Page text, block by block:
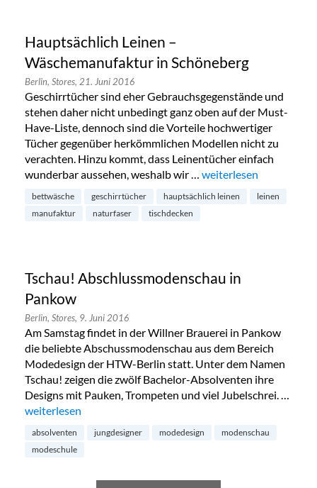
Hauptsächlich Leinen –
Wäschemanufaktur in Schöneberg
Berlin, Stores, 21. Juni 2016
Geschirrtücher sind eher Gebrauchsgegenstände und
stehen daher nicht unbedingt ganz oben auf der Must-
Have-Liste, dennoch sind die Vorteile hochwertiger
Tücher gegenüber herkömmlichen Modellen nicht zu
verachten. Hinzu kommt, dass Leinentücher einfach
wunderbar aussehen, weshalb wir … „Hauptsächlich Leinen
weiterlesen
bettwäsche geschirrtücher hauptsächlich leinen
leinen
manufaktur
naturfaser tischdecken
Tschau! Abschlussmodenschau in
Pankow
Berlin, Stores, 9. Juni 2016
Am Samstag findet in der Willner Brauerei in Pankow
die beliebte Abschussmodenschau aus dem Bereich
Modedesign der HTW-Berlin statt. Unter dem Namen
Tschau! zeigen die zwölf Bachelor-Absolventen ihre
Designs mit Pauken, Trompeten und viel Jubelschrei. …
„Tschau! Abschlussmodenschau in Pankow“
weiterlesen
absolventen jungdesigner modedesign
modenschau
modeschule